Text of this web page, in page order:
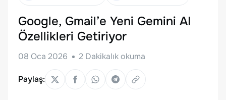
Google, Gmail’e Yeni Gemini AI
Özellikleri Getiriyor
08 Oca 2026 2 Dakikalık okuma
Paylaş: